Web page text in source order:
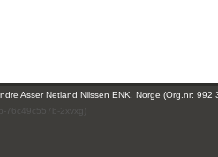
Asser Netland Nilssen ENK, Norge (Org.nr: 992
76c49c557b-2xvxg)